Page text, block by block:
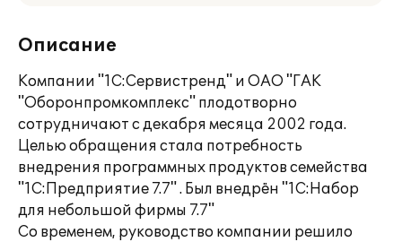
Описание
Компании "1С:Сервистренд" и ОАО "ГАК
"Оборонпромкомплекс" плодотворно
сотрудничают с декабря месяца 2002 года.
Целью обращения стала потребность
внедрения программных продуктов семейства
"1С:Предприятие 7.7" . Был внедрён "1С:Набор
для небольшой фирмы 7.7"
Со временем, руководство компании решило